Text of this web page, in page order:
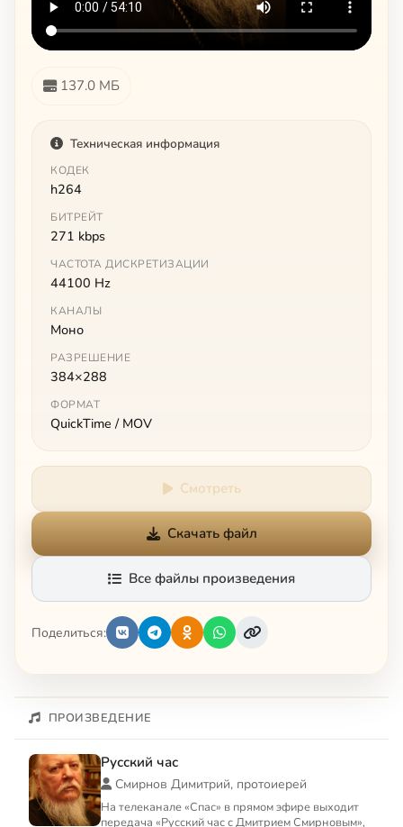
137.0 МБ
Техническая информация
КОДЕК
h264
БИТРЕЙТ
271 kbps
ЧАСТОТА ДИСКРЕТИЗАЦИИ
44100 Hz
КАНАЛЫ
Моно
РАЗРЕШЕНИЕ
384×288
ФОРМАТ
QuickTime / MOV
Смотреть
Скачать файл
Все файлы произведения
Поделиться:
ПРОИЗВЕДЕНИЕ
Русский час
Смирнов Димитрий, протоиерей
На телеканале «Спас» в прямом эфире выходит
передача «Русский час с Дмитрием Смирновым»,